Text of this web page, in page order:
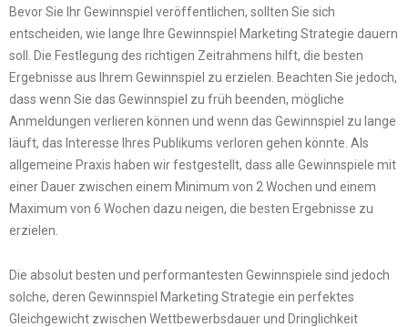
Bevor Sie Ihr Gewinnspiel veröffentlichen, sollten Sie sich
entscheiden, wie lange Ihre Gewinnspiel Marketing Strategie dauern
soll. Die Festlegung des richtigen Zeitrahmens hilft, die besten
Ergebnisse aus Ihrem Gewinnspiel zu erzielen. Beachten Sie jedoch,
dass wenn Sie das Gewinnspiel zu früh beenden, mögliche
Anmeldungen verlieren können und wenn das Gewinnspiel zu lange
läuft, das Interesse Ihres Publikums verloren gehen könnte. Als
allgemeine Praxis haben wir festgestellt, dass alle Gewinnspiele mit
einer Dauer zwischen einem Minimum von 2 Wochen und einem
Maximum von 6 Wochen dazu neigen, die besten Ergebnisse zu
erzielen.
Die absolut besten und performantesten Gewinnspiele sind jedoch
solche, deren Gewinnspiel Marketing Strategie ein perfektes
Gleichgewicht zwischen Wettbewerbsdauer und Dringlichkeit